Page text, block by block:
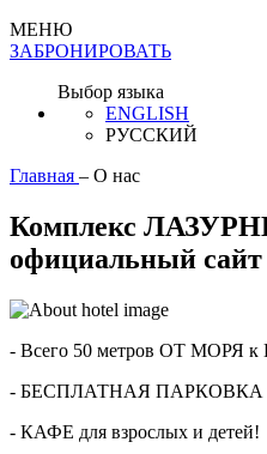
МЕНЮ
ЗАБРОНИРОВАТЬ
Выбор языка
ENGLISH
РУССКИЙ
Главная – О нас
Комплекс
официальный сайт
- Всего 50 метров ОТ МОРЯ к
- БЕСПЛАТНАЯ ПАРКОВКА
- КАФЕ для взрослых и детей!